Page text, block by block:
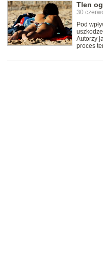
Tlen
30
Pod
Autorzy
proces